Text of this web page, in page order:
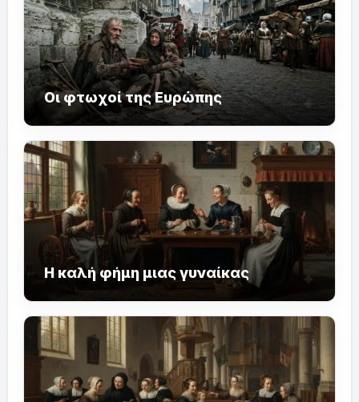
Οι φτωχοί της Ευρώπης
Η καλή φήμη μιας γυναίκας